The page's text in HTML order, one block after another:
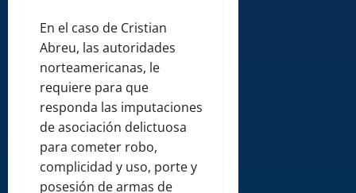
En el caso de Cristian
Abreu, las autoridades
norteamericanas, le
requiere para que
responda las imputaciones
de asociación delictuosa
para cometer robo,
complicidad y uso, porte y
posesión de armas de